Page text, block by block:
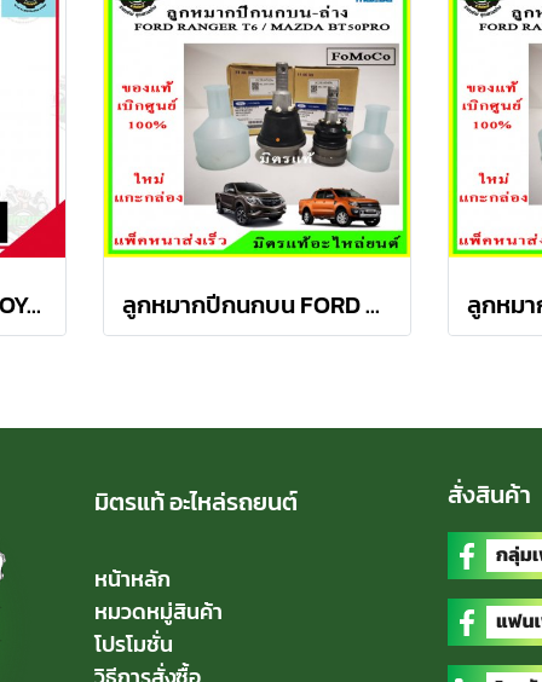
ลูกหมากกันโคลงหน้า TOYOTA AVANZA อเวนซ่า ปี 04-11ชุดช่วงล่าง TRW ราคาต่อคู่ ลูกหมากปีกนกบน FORD Ranger T6 / MAZDA BT50 PRO 2WD , 4WD
มิตรแท้ อะไหล่รถยนต์
หน้าหลัก
หมวดหมู่สินค้า
โปรโมชั่น
สั่งสินค้า